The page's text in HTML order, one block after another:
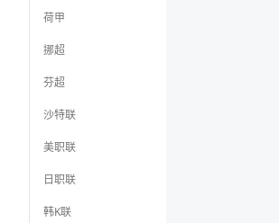
荷甲
挪超
芬超
沙特联
美职联
日职联
韩K联